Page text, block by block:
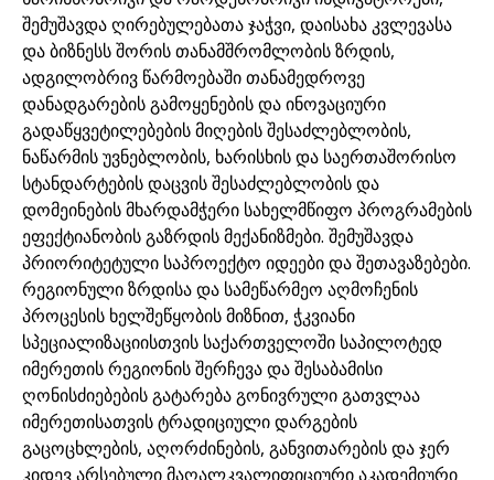
შემუშავდა ღირებულებათა ჯაჭვი, დაისახა კვლევასა
და ბიზნესს შორის თანამშრომლობის ზრდის,
ადგილობრივ წარმოებაში თანამედროვე
დანადგარების გამოყენების და ინოვაციური
გადაწყვეტილებების მიღების შესაძლებლობის,
ნაწარმის უვნებლობის, ხარისხის და საერთაშორისო
სტანდარტების დაცვის შესაძლებლობის და
დომეინების მხარდამჭერი სახელმწიფო პროგრამების
ეფექტიანობის გაზრდის მექანიზმები. შემუშავდა
პრიორიტეტული საპროექტო იდეები და შეთავაზებები.
რეგიონული ზრდისა და სამეწარმეო აღმოჩენის
პროცესის ხელშეწყობის მიზნით, ჭკვიანი
სპეციალიზაციისთვის საქართველოში საპილოტედ
იმერეთის რეგიონის შერჩევა და შესაბამისი
ღონისძიებების გატარება გონივრული გათვლაა
იმერეთისათვის ტრადიციული დარგების
გაცოცხლების, აღორძინების, განვითარების და ჯერ
კიდევ არსებული მაღალკვალიფიციური აკადემიური